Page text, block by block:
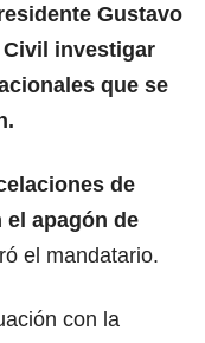
Gustavo
investigar
que se
de
apagón de
el mandatario.
con la